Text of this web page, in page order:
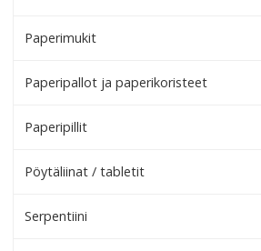
Paperimukit
Paperipallot ja paperikoristeet
Paperipillit
Pöytäliinat / tabletit
Serpentiini